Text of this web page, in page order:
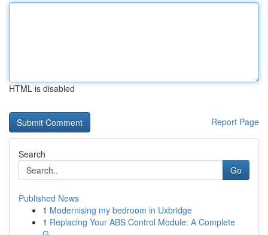
HTML is disabled
Report Page
Search
Go
Published News
1 Modernising my bedroom in Uxbridge
1 Replacing Your ABS Control Module: A Complete